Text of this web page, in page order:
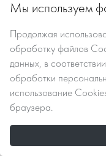
обеспечивает
действующим по его
– в случае выявления
осуществляемой
поручению, в срок, не
даты этого выявления;
– в случае отзыва
ПДн Оператор, при
обработки ПДн;
– в случае получения
Мы используем
Продолжая
обработку файлов
данных, в
обработки
использование
браузера.